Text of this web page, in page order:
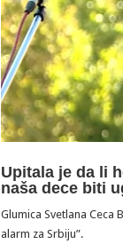
Upitala je da li
naša dece biti
Glumica Svetlana Ceca
alarm za Srbiju”.